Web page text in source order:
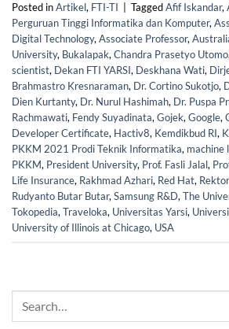
Posted inArtikel, FTI-TI TaggedAfif Iskandar,
Perguruan Tinggi Informatika dan Komputer,
Digital Technology, Associate Professor,
University, Bukalapak, Chandra Prasetyo Utomo,
scientist, Dekan FTI YARSI, Deskhana Wati,
Brahmastro Kresnaraman, Dr. Cortino Sukotjo,
Dien Kurtanty, Dr. Nurul Hashimah, Dr. Puspa
Rachmawati, Fendy Suyadinata, Gojek, Google,
Developer Certificate, Hactiv8, Kemdikbud RI,
PKKM 2021 Prodi Teknik Informatika, machine
PKKM, President University, Prof. Fasli Jalal,
Life Insurance, Rakhmad Azhari, Red Hat,
Rudyanto Butar Butar, Samsung R&D, The
Tokopedia, Traveloka, Universitas Yarsi,
University of Illinois at Chicago, USA